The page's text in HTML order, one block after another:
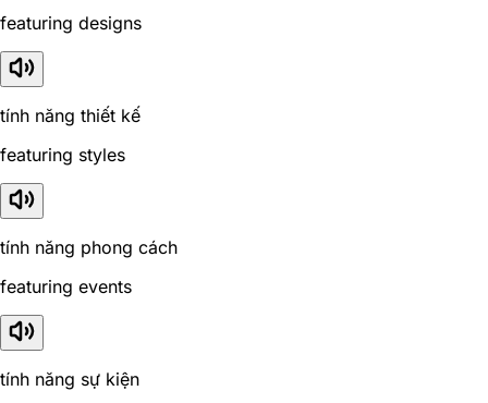
featuring designs
tính năng thiết kế
featuring styles
tính năng phong cách
featuring events
tính năng sự kiện